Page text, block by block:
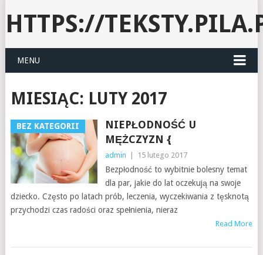
HTTPS://
MENU
MIESIĄC: LUTY 2017
BEZ KATEGORII
NIEPŁODNOŚĆ U
MĘŻCZYZN {
admin 15 lutego 2017
Bezpłodność to wybitnie bolesny temat
dla par, jakie do lat oczekują na swoje
dziecko. Często po latach prób, leczenia, wyczekiwania z tęsknotą
przychodzi czas radości oraz spełnienia, nieraz
Read More